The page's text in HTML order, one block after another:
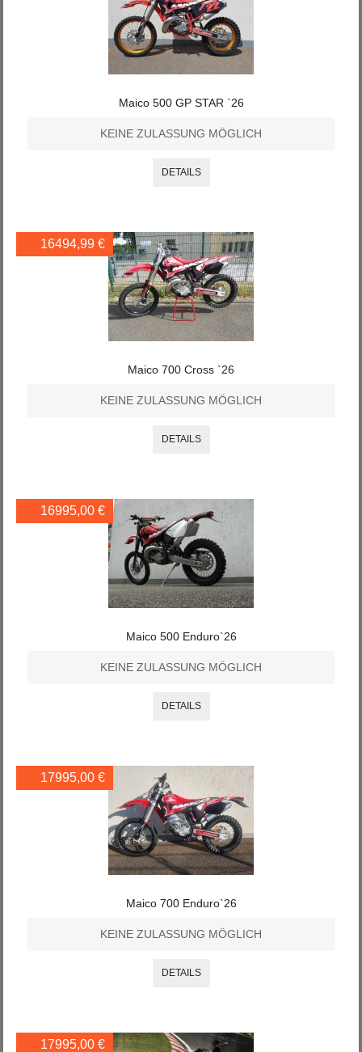
Maico 500 GP STAR `26
KEINE ZULASSUNG MÖGLICH
DETAILS
16494,99 €
Maico 700 Cross `26
KEINE ZULASSUNG MÖGLICH
DETAILS
16995,00 €
Maico 500 Enduro`26
KEINE ZULASSUNG MÖGLICH
DETAILS
17995,00 €
Maico 700 Enduro`26
KEINE ZULASSUNG MÖGLICH
DETAILS
17995,00 €